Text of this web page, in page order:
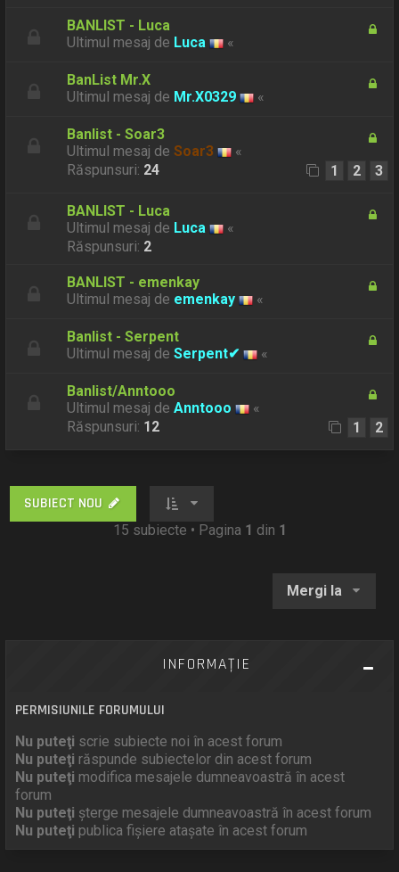
BANLIST - Luca
Ultimul mesaj de Luca «
BanList Mr.X
Ultimul mesaj de Mr.X0329 «
Banlist - Soar3
Ultimul mesaj deSoar3
«
Răspunsuri: 24 1 2 3
BANLIST - Luca
Ultimul mesaj de Luca
«
Răspunsuri: 2
BANLIST - emenkay
Ultimul mesaj de emenkay «
Banlist - Serpent
Ultimul mesaj deSerpent✔︎ «
Banlist/Anntooo
Ultimul mesaj deAnntooo
«
Răspunsuri: 12 1 2
SUBIECT NOU
15 subiecte • Pagina 1 din 1
Mergi la
INFORMAŢIE
PERMISIUNILE FORUMULUI
Nu puteţi scrie subiecte noi în acest forum
Nu puteţi răspunde subiectelor din acest forum
Nu puteţi modifica mesajele dumneavoastră în acest
forum
Nu puteţi şterge mesajele dumneavoastră în acest forum
Nu puteţi publica fişiere ataşate în acest forum